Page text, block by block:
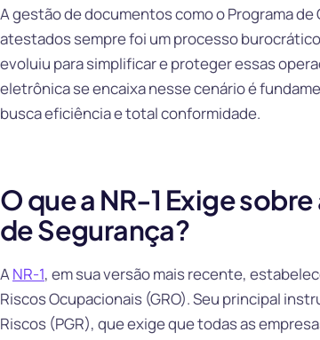
A gestão de documentos como o Programa
atestados sempre foi um processo
evoluiu para simplificar e proteger essas
eletrônica se encaixa nesse cenário é
busca eficiência e total conformidade.
O que a NR-1 Exige
de Segurança?
ANR-1, em sua versão mais recente,
Riscos Ocupacionais (GRO). Seu principal
Riscos (PGR), que exige que todas as